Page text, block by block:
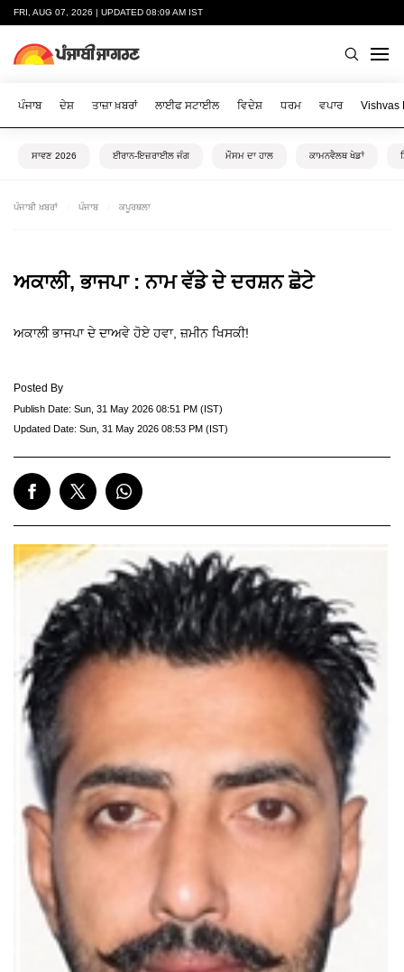
FRI, AUG 07, 2026 | UPDATED 08:09 AM IST
ਪੰਜਾਬ ਦੇਸ਼ ਤਾਜ਼ਾ ਖ਼ਬਰਾਂ ਲਾਈਫ ਸਟਾਈਲ ਵਿਦੇਸ਼ ਧਰਮ ਵਪਾਰ Vishvas
ਸਾਵਣ 2026 ਈਰਾਨ-ਇਜ਼ਰਾਈਲ ਜੰਗ ਮੌਸਮ ਦਾ ਹਾਲ ਕਾਮਨਵੈਲਥ ਖੇਡਾਂ
ਪੰਜਾਬੀ ਖ਼ਬਰਾਂ ਪੰਜਾਬ ਕਪੂਰਥਲਾ
ਅਕਾਲੀ, ਭਾਜਪਾ : ਨਾਮ ਵੱਡੇ ਦੇ ਦਰਸ਼ਨ ਛੋਟੇ
ਅਕਾਲੀ ਭਾਜਪਾ ਦੇ ਦਾਅਵੇ ਹੋਏ ਹਵਾ, ਜ਼ਮੀਨ ਖਿਸਕੀ!
Posted By
Publish Date: Sun, 31 May 2026 08:51 PM (IST)
Updated Date: Sun, 31 May 2026 08:53 PM (IST)